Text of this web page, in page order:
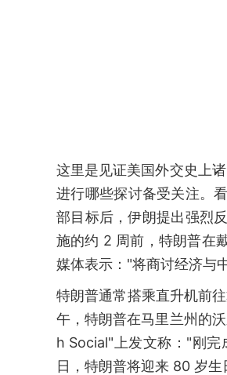
这里是见证美国外交史上
进行哪些探讨备受关注。
部目标后，伊朗提出强烈
施的约 2 周前，特朗普在
媒体表示："将商讨经济与
特朗普通常搭乘直升机前
午，特朗普在马里兰州的
h Social"上发文称："刚
日，特朗普将迎来 80 岁